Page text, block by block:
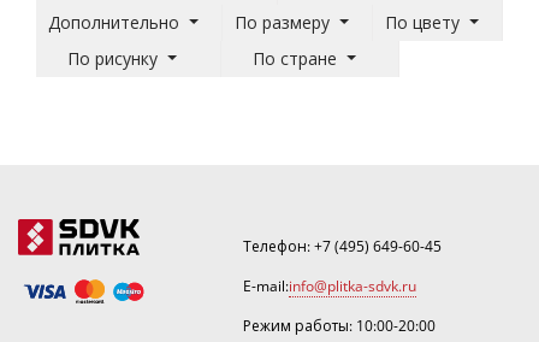
Дополнительно
По размеру
По цвету
По рисунку
По стране
Телефон:+7 (495) 649-60-45
E-mail:info@plitka-sdvk.ru
Режим работы: 10:00-20:00